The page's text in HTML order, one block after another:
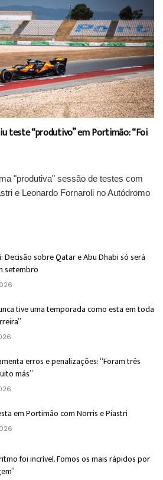
teste “produtivo” em Portimão: “Foi
"produtiva" sessão de testes com
e Leonardo Fornaroli no Autódromo
Decisão sobre Qatar e Abu Dhabi só será
setembro
tive uma temporada como esta em toda
erros e penalizações: “Foram três
más”
em Portimão com Norris e Piastri
foi incrível. Fomos os mais rápidos por